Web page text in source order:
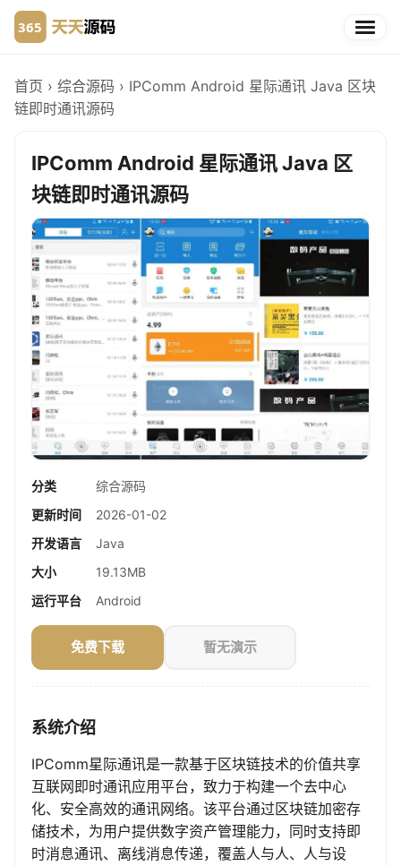
首页 › 综合源码 › IPComm Android 星际通讯 Java 区块
链即时通讯源码
IPComm Android 星际通讯 Java 区
块链即时通讯源码
分类
综合源码
更新时间
2026-01-02
开发语言
Java
大小
19.13MB
运行平台
Android
免费下载 暂无演示
系统介绍
IPComm星际通讯是一款基于区块链技术的价值共享
互联网即时通讯应用平台，致力于构建一个去中心
化、安全高效的通讯网络。该平台通过区块链加密存
储技术，为用户提供数字资产管理能力，同时支持即
时消息通讯、离线消息传递，覆盖人与人、人与设